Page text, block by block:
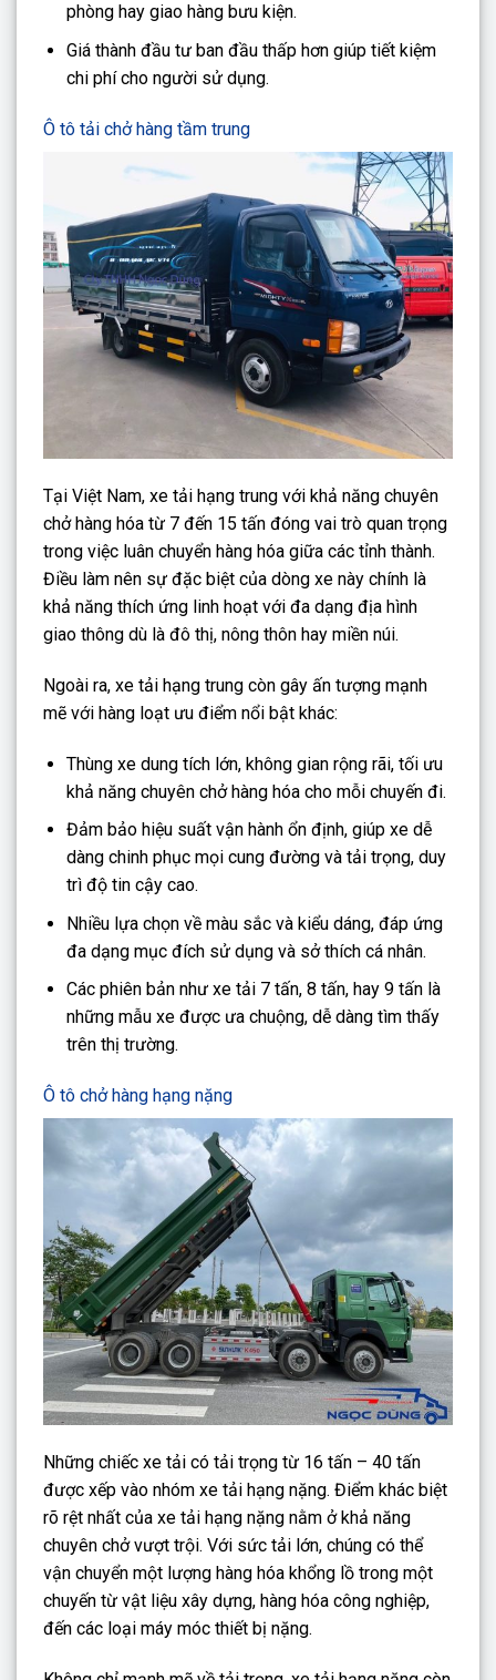
phòng hay giao hàng bưu kiện.
Giá thành đầu tư ban đầu thấp hơn giúp tiết kiệm
chi phí cho người sử dụng.
Ô tô tải chở hàng tầm trung
Tại Việt Nam, xe tải hạng trung với khả năng chuyên
chở hàng hóa từ 7 đến 15 tấn đóng vai trò quan trọng
trong việc luân chuyển hàng hóa giữa các tỉnh thành.
Điều làm nên sự đặc biệt của dòng xe này chính là
khả năng thích ứng linh hoạt với đa dạng địa hình
giao thông dù là đô thị, nông thôn hay miền núi.
Ngoài ra, xe tải hạng trung còn gây ấn tượng mạnh
mẽ với hàng loạt ưu điểm nổi bật khác:
Thùng xe dung tích lớn, không gian rộng rãi, tối ưu
khả năng chuyên chở hàng hóa cho mỗi chuyến đi.
Đảm bảo hiệu suất vận hành ổn định, giúp xe dễ
dàng chinh phục mọi cung đường và tải trọng, duy
trì độ tin cậy cao.
Nhiều lựa chọn về màu sắc và kiểu dáng, đáp ứng
đa dạng mục đích sử dụng và sở thích cá nhân.
Các phiên bản như xe tải 7 tấn, 8 tấn, hay 9 tấn là
những mẫu xe được ưa chuộng, dễ dàng tìm thấy
trên thị trường.
Ô tô chở hàng hạng nặng
Những chiếc xe tải có tải trọng từ 16 tấn – 40 tấn
được xếp vào nhóm xe tải hạng nặng. Điểm khác biệt
rõ rệt nhất của xe tải hạng nặng nằm ở khả năng
chuyên chở vượt trội. Với sức tải lớn, chúng có thể
vận chuyển một lượng hàng hóa khổng lồ trong một
chuyến từ vật liệu xây dựng, hàng hóa công nghiệp,
đến các loại máy móc thiết bị nặng.